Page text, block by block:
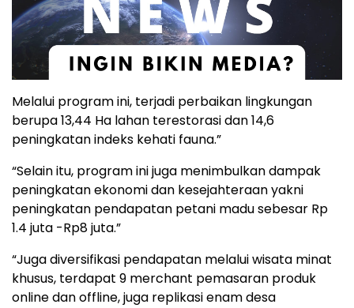
Melalui program ini, terjadi perbaikan lingkungan
berupa 13,44 Ha lahan terestorasi dan 14,6
peningkatan indeks kehati fauna.”
“Selain itu, program ini juga menimbulkan dampak
peningkatan ekonomi dan kesejahteraan yakni
peningkatan pendapatan petani madu sebesar Rp
1.4 juta -Rp8 juta.”
“Juga diversifikasi pendapatan melalui wisata minat
khusus, terdapat 9 merchant pemasaran produk
online dan offline, juga replikasi enam desa